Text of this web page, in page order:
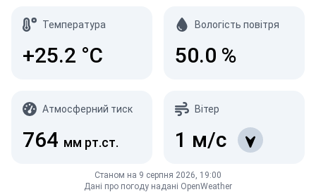
Температура
+25.2 °C
Вологість повітря
50.0 %
Атмосферний тиск
764 мм рт.ст.
Вітер
1 м/с
Станом на 9 серпня 2026, 19:00
Дані про погоду надані OpenWeather